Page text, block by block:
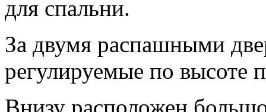
для спальни.
За двумя распашными
регулируемые по высоте
Внизу расположен